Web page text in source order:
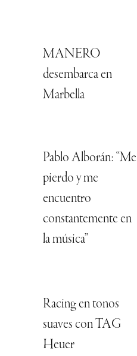
MANERO
desembarca en
Marbella
Pablo Alborán: “Me
pierdo y me
encuentro
constantemente en
la música”
Racing en tonos
suaves con TAG
Heuer